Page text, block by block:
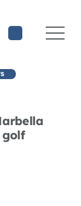
golf